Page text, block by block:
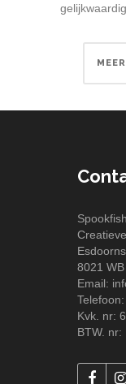
8021
Email:
Telefoon:
Kvk. nr:
BTW. nr: